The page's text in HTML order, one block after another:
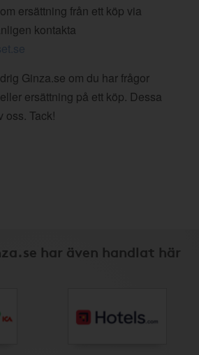
ersättning från ett köp via
kontakta
Ginza.se om du har frågor
ersättning på ett köp. Dessa
oss. Tack!
har även handlat här